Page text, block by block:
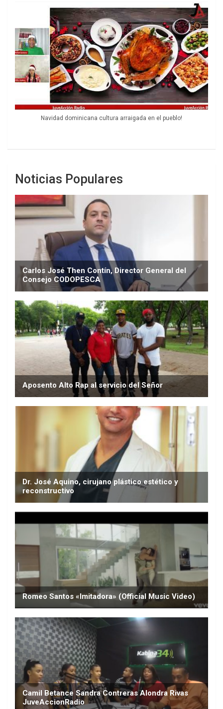
Navidad dominicana cultura arraigada en el pueblo!
Noticias Populares